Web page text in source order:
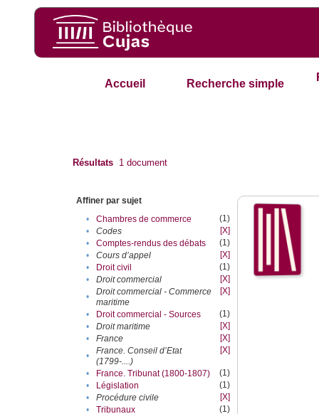
Accueil Recherche simple
Résultats 1 document
Affiner par sujet
•
Chambres de commerce
(1)
•
Codes
[X]
•
Comptes-rendus des débats
(1)
•
Cours d’appel
[X]
•
Droit civil
(1)
•
Droit commercial
[X]
•
Droit commercial - Commerce
maritime
[X]
• Droit commercial - Sources
(1)
•
Droit maritime
[X]
•
France
[X]
•
France. Conseil d’Etat
(1799-....)
[X]
• France. Tribunat (1800-1807)
(1)
•
Législation
(1)
•
Procédure civile
[X]
•
Tribunaux
(1)